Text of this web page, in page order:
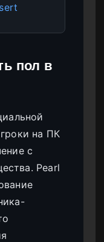
пол в
на ПК
с
Pearl